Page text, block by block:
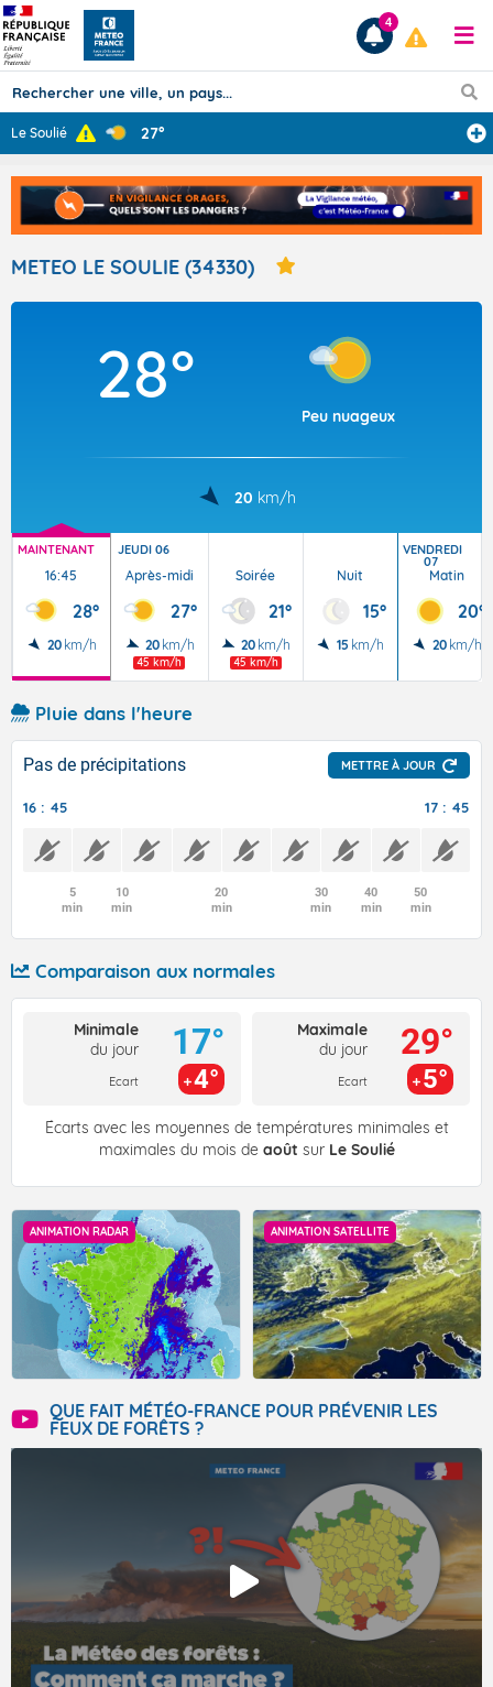
Prévisions
TOUS LES RÉSULTATS
Articles
4
Le Soulié 27°
METEO LE SOULIE (34330)
28°
Peu nuageux
20 km/h
MAINTENANT
16:45
28°
20 km/h
JEUDI 06
Après-midi
27°
20 km/h
45 km/h
Soirée
21°
20 km/h
45 km/h
Nuit
15°
15 km/h
VENDREDI
07
Matin
20°
20 km/h
Pluie dans l'heure
Pas de précipitations METTRE À JOUR
16 : 45 17 : 45
5
min
10
min
20
min
30
min
40
min
50
min
Comparaison aux normales
Minimale
du jour
Ecart
17°
4°
Maximale
du jour
Ecart
29°
5°
Écarts avec les moyennes de températures minimales et
maximales du mois de août sur Le Soulié
ANIMATION RADAR ANIMATION SATELLITE
QUE FAIT MÉTÉO-FRANCE POUR PRÉVENIR LES
FEUX DE FORÊTS ?